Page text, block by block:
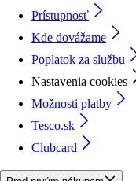
Prístupnosť
Kde dovážame
Poplatok za službu
Nastavenia cookies
Možnosti platby
Tesco.sk
Clubcard